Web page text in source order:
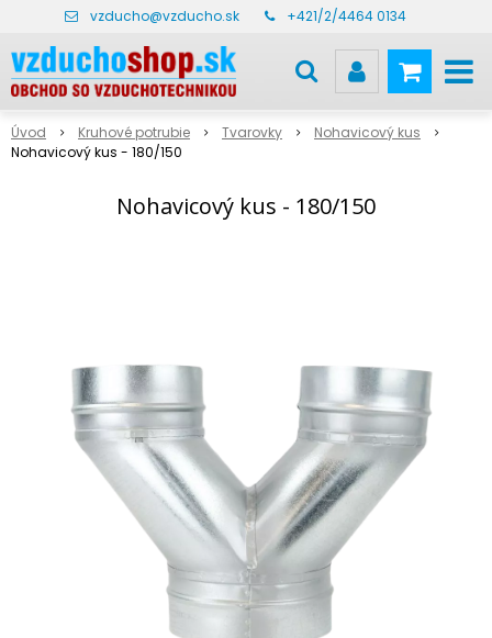
vzducho@vzducho.sk +421/2/4464 0134
Úvod Kruhové potrubie Tvarovky
Nohavicový kus
Nohavicový kus - 180/150
Nohavicový kus - 180/150